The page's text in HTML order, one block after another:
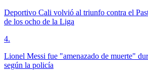
Deportivo Cali volvió al triunfo contra el
de los ocho de la Liga
4.
Lionel Messi fue "amenazado de muerte"
según la policía